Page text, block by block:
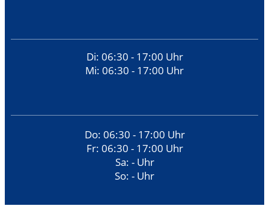
Di: 06:30 - 17:00 Uhr
Mi: 06:30 - 17:00 Uhr
Do: 06:30 - 17:00 Uhr
Fr: 06:30 - 17:00 Uhr
Sa: - Uhr
So: - Uhr